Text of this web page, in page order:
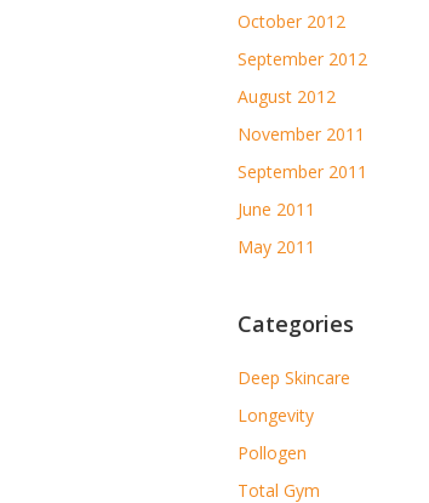
October 2012
September 2012
August 2012
November 2011
September 2011
June 2011
May 2011
Categories
Deep Skincare
Longevity
Pollogen
Total Gym